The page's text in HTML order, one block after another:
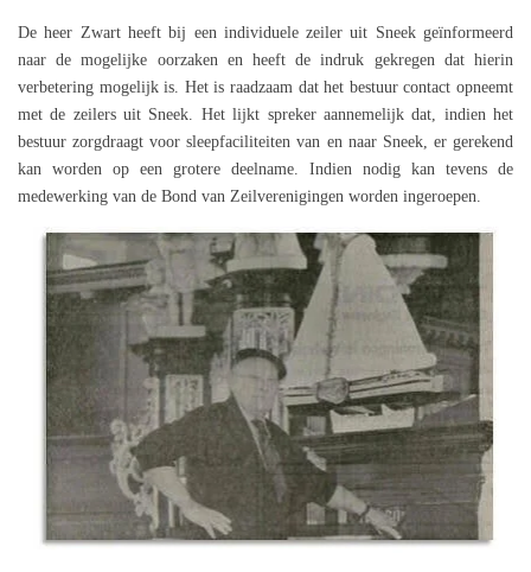
De heer Zwart heeft bij een individuele zeiler uit Sneek geïnformeerd
naar de mogelijke oorzaken en heeft de indruk gekregen dat hierin
verbetering mogelijk is. Het is raadzaam dat het bestuur contact opneemt
met de zeilers uit Sneek. Het lijkt spreker aannemelijk dat, indien het
bestuur zorgdraagt voor sleepfaciliteiten van en naar Sneek, er gerekend
kan worden op een grotere deelname. Indien nodig kan tevens de
medewerking van de Bond van Zeilverenigingen worden ingeroepen.